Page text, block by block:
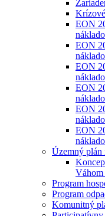
EON
EON
EON
EON
EON
EON
Územný plán
Program
Program
Komunitný